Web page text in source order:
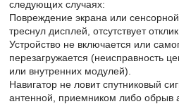
следующих случаях:
Повреждение экрана или
треснул дисплей, отсутствует
Устройство не включается или
перезагружается (неисправность
или внутренних модулей).
Навигатор не ловит спутниковый
антенной, приемником либо обрыв